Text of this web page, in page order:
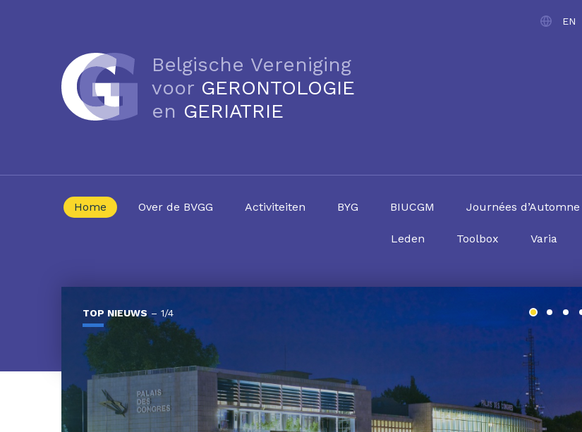
EN
Belgische Vereniging
voor GERONTOLOGIE
en GERIATRIE
Home Over de BVGG Activiteiten BYG BIUCGM Journées d’Automne
Leden Toolbox Varia
TOP NIEUWS– 1/4